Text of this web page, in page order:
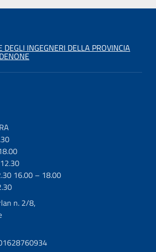
DEGLI INGEGNERI DELLA PROVINCIA
16.00 – 18.00
n. 2/8,